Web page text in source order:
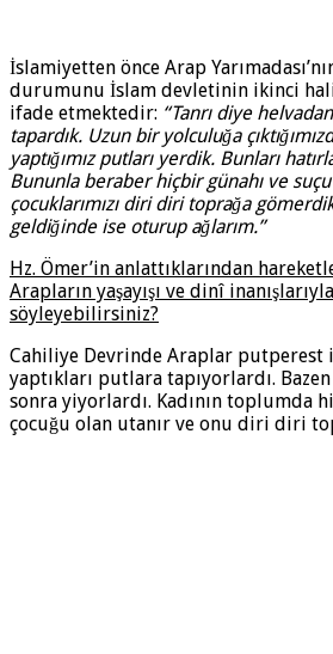
İslamiyetten önce Arap
durumunu İslam devletinin ikinci
ifade etmektedir: “Tanrı diye
tapardık. Uzun bir yolculuğa
yaptığımız putları yerdik. Bunları
Bununla beraber hiçbir günahı ve
çocuklarımızı diri diri toprağa
geldiğinde ise oturup ağlarım.”
Hz. Ömer’in anlattıklarından
Arapların yaşayışı ve dinî
söyleyebilirsiniz?
Cahiliye Devrinde Araplar putperest
yaptıkları putlara tapıyorlardı.
sonra yiyorlardı. Kadının toplumda
çocuğu olan utanır ve onu diri diri